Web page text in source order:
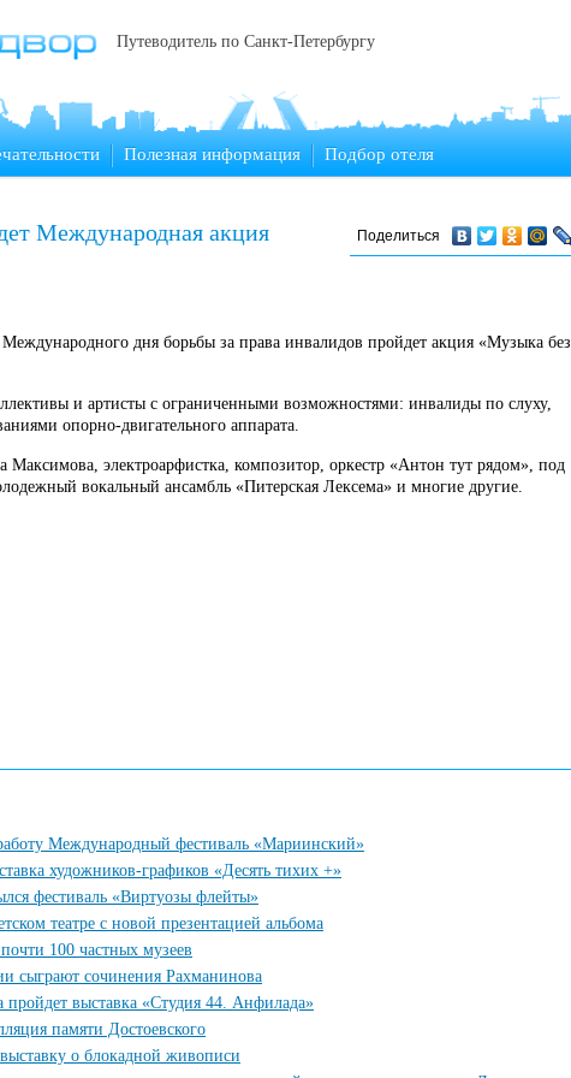
Путеводитель по Санкт-Петербургу
Полезная информация Подбор отеля
Поделиться
Международная акция
дня борьбы за права инвалидов пройдет акция «Музыка без
и артисты с ограниченными возможностями: инвалиды по слуху,
опорно-двигательного аппарата.
Максимова, электроарфистка, композитор, оркестр «Антон тут рядом», под
вокальный ансамбль «Питерская Лексема» и многие другие.
Международный фестиваль «Мариинский»
художников-графиков «Десять тихих +»
фестиваль «Виртуозы флейты»
театре с новой презентацией альбома
100 частных музеев
сыграют сочинения Рахманинова
выставка «Студия 44. Анфилада»
памяти Достоевского
о блокадной живописи